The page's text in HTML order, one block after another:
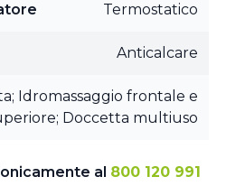
Termostatico
Anticalcare
Idromassaggio frontale e
Doccetta multiuso
al 800 120 991